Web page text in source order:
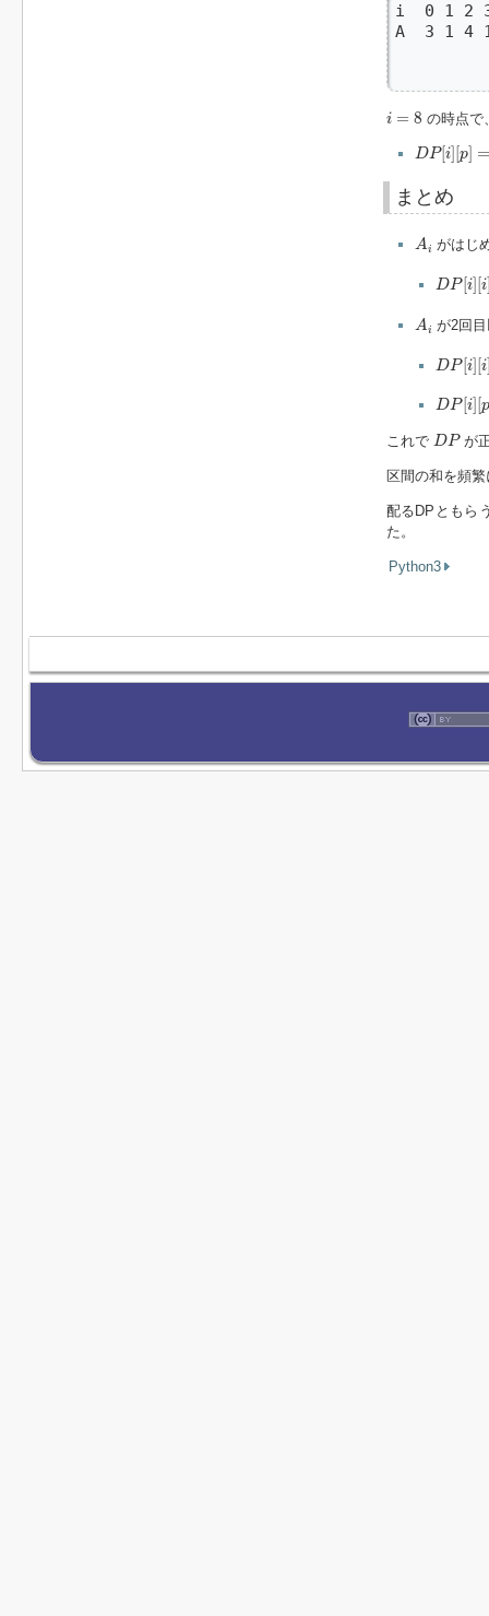
i  0 1 2
A  3 1 4
i = 8
= の時点で
DP[i][p]
DP[i][p =
まとめ
Ai
Ai がはじ
DP[i][i
D P[ ][
Ai
Ai が2回
DP[i][i
DP[ i] p
DP[i][p
これで DP
DP が
区間の和を頻
配るDPともら
た。
Python3